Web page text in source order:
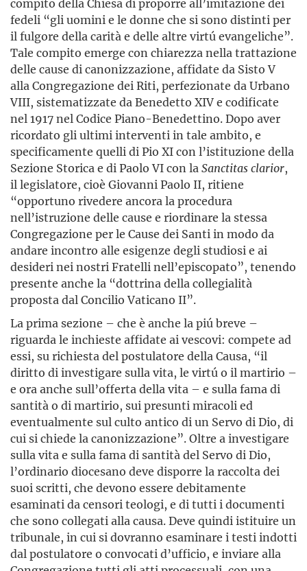
compito della Chiesa di proporre all’imitazione dei
fedeli “gli uomini e le donne che si sono distinti per
il fulgore della carità e delle altre virtú evangeliche”.
Tale compito emerge con chiarezza nella trattazione
delle cause di canonizzazione, affidate da Sisto V
alla Congregazione dei Riti, perfezionate da Urbano
VIII, sistematizzate da Benedetto XIV e codificate
nel 1917 nel Codice Piano-Benedettino. Dopo aver
ricordato gli ultimi interventi in tale ambito, e
specificamente quelli di Pio XI con l’istituzione della
Sezione Storica e di Paolo VI con la Sanctitas clarior,
il legislatore, cioè Giovanni Paolo II, ritiene
“opportuno rivedere ancora la procedura
nell’istruzione delle cause e riordinare la stessa
Congregazione per le Cause dei Santi in modo da
andare incontro alle esigenze degli studiosi e ai
desideri nei nostri Fratelli nell’episcopato”, tenendo
presente anche la “dottrina della collegialità
proposta dal Concilio Vaticano II”.
La prima sezione – che è anche la piú breve –
riguarda le inchieste affidate ai vescovi: compete ad
essi, su richiesta del postulatore della Causa, “il
diritto di investigare sulla vita, le virtú o il martirio –
e ora anche sull’offerta della vita – e sulla fama di
santità o di martirio, sui presunti miracoli ed
eventualmente sul culto antico di un Servo di Dio, di
cui si chiede la canonizzazione”. Oltre a investigare
sulla vita e sulla fama di santità del Servo di Dio,
l’ordinario diocesano deve disporre la raccolta dei
suoi scritti, che devono essere debitamente
esaminati da censori teologi, e di tutti i documenti
che sono collegati alla causa. Deve quindi istituire un
tribunale, in cui si dovranno esaminare i testi indotti
dal postulatore o convocati d’ufficio, e inviare alla